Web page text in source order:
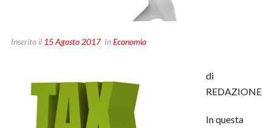
Inserito il 15 Agosto 2017 InEconomia
di
REDAZIONE
In questa